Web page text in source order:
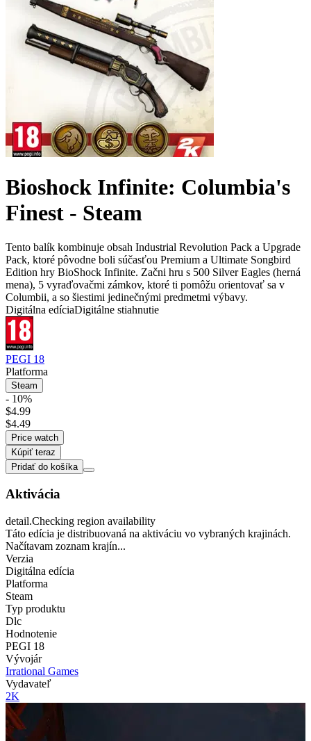
Bioshock Infinite: Columbia's
Finest - Steam
Tento balík kombinuje obsah Industrial Revolution Pack a Upgrade
Pack, ktoré pôvodne boli súčasťou Premium a Ultimate Songbird
Edition hry BioShock Infinite. Začni hru s 500 Silver Eagles (herná
mena), 5 vyraďovačmi zámkov, ktoré ti pomôžu orientovať sa v
Columbii, a so šiestimi jedinečnými predmetmi výbavy.
Digitálna edíciaDigitálne stiahnutie
PEGI 18
Platforma
Steam
- 10%
$4.99
$4.49
Price watch
Kúpiť teraz
Pridať do košíka
Aktivácia
detail.Checking region availability
Táto edícia je distribuovaná na aktiváciu vo vybraných krajinách.
Načítavam zoznam krajín...
Verzia
Digitálna edícia
Platforma
Steam
Typ produktu
Dlc
Hodnotenie
PEGI 18
Vývojár
Irrational Games
Vydavateľ
2K